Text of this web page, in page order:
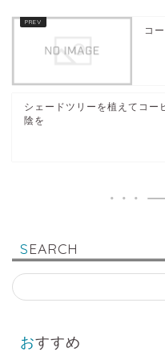
コ
シェードツリーを植えてコー
陰を
SEARCH
おすすめ